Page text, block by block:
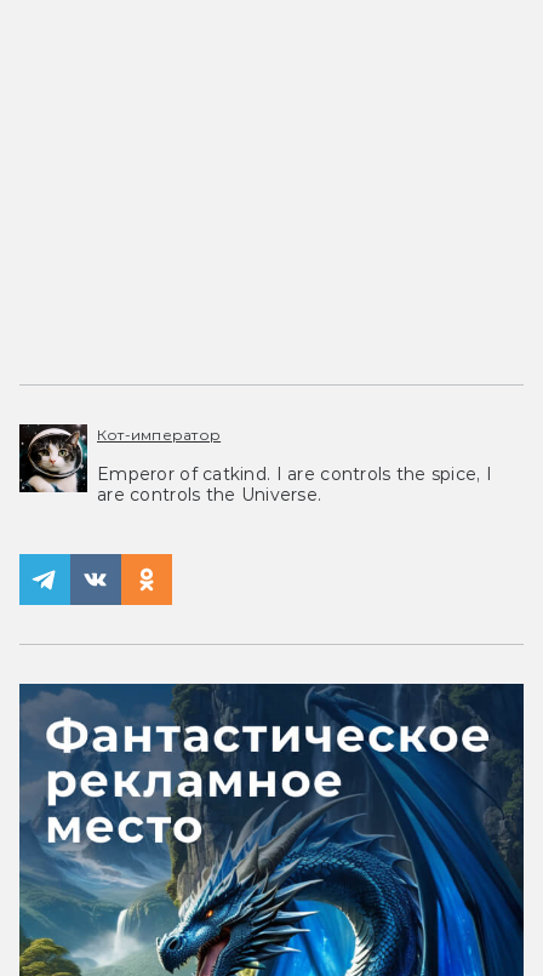
Кот-император
Emperor of catkind. I are controls the spice, I
are controls the Universe.